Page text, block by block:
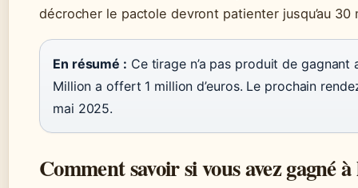
décrocher le pactole devront patienter jusqu’au 30
En résumé : Ce tirage n’a pas produit de
Million a offert 1 million d’euros. Le prochain
mai 2025.
Comment savoir si vous avez gagné